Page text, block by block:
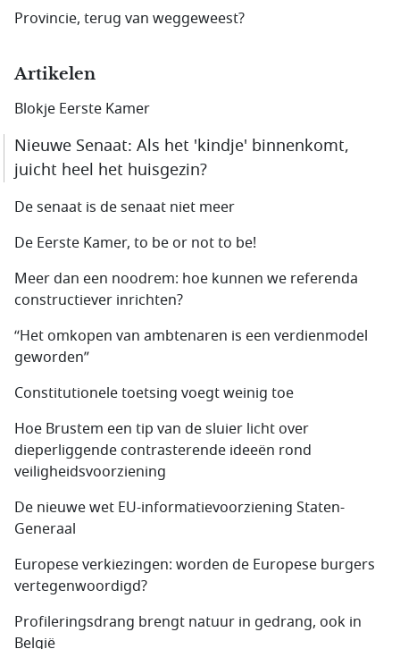
Provincie, terug van weggeweest?
Artikelen
Blokje Eerste Kamer
Nieuwe Senaat: Als het 'kindje' binnenkomt,
juicht heel het huisgezin?
De senaat is de senaat niet meer
De Eerste Kamer, to be or not to be!
Meer dan een noodrem: hoe kunnen we referenda
constructiever inrichten?
“Het omkopen van ambtenaren is een verdienmodel
geworden”
Constitutionele toetsing voegt weinig toe
Hoe Brustem een tip van de sluier licht over
dieperliggende contrasterende ideeën rond
veiligheidsvoorziening
De nieuwe wet EU-informatievoorziening Staten-
Generaal
Europese verkiezingen: worden de Europese burgers
vertegenwoordigd?
Profileringsdrang brengt natuur in gedrang, ook in
België